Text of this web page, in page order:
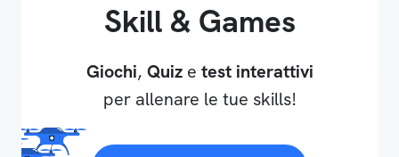
Skill & Games
Giochi, Quize test interattivi
per allenare le tue skills!